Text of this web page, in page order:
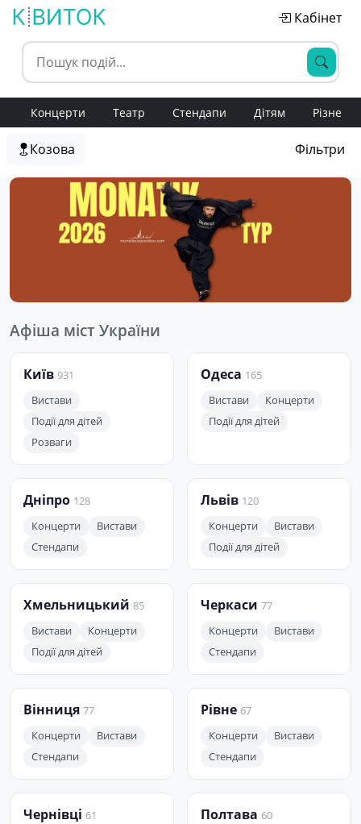
Кабінет
Концерти Театр Стендапи Дітям Різне
Козова Фільтри
Афіша міст України
Київ 931
Вистави
Події для дітей
Розваги
Одеса 165
Вистави
Концерти
Події для дітей
Дніпро 128
Концерти
Вистави
Стендапи
Львів 120
Концерти
Вистави
Події для дітей
Хмельницький 85
Вистави
Концерти
Події для дітей
Черкаси 77
Концерти
Вистави
Стендапи
Вінниця 77
Концерти
Вистави
Стендапи
Рівне 67
Концерти
Вистави
Стендапи
Чернівці 61
Полтава 60